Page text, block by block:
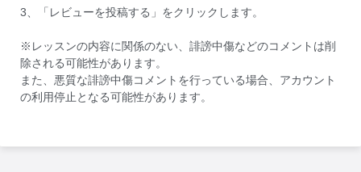
3、「レビューを投稿する」をクリックします。
※レッスンの内容に関係のない、誹謗中傷などのコメントは削
除される可能性があります。
また、悪質な誹謗中傷コメントを行っている場合、アカウント
の利用停止となる可能性があります。